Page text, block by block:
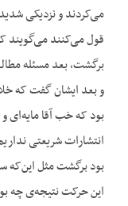
می‌کردند و نزدیکی
قول می‌کنند می‌گویند
برگشت، بعد مسئله
و بعد ایشان گفت که
بود که خب آقا مایه‌ای
انتشارات شریعتی
بود برگشت مثل این‌که
این حرکت نتیجه‌ی چه